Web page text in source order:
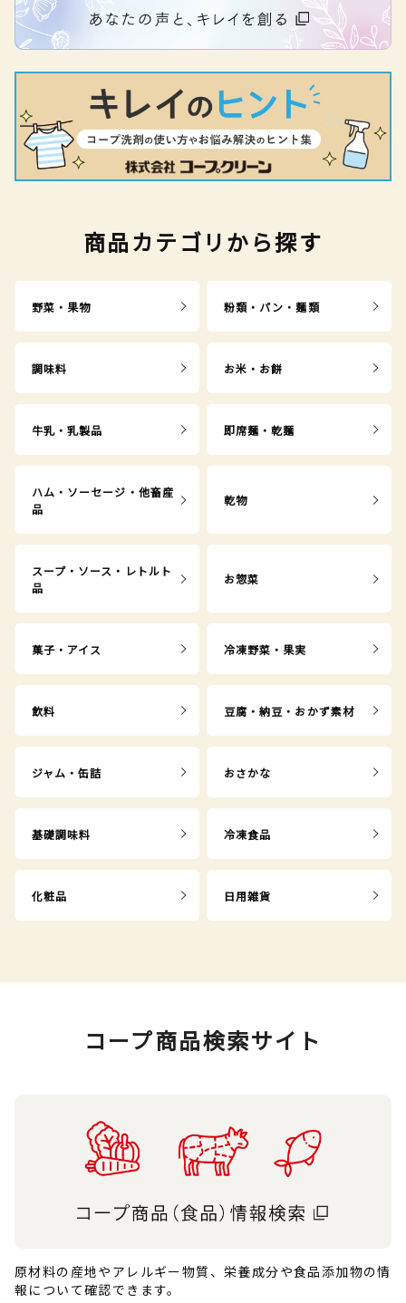
商品カテゴリから探す
野菜・果物 粉類・パン・麺類
調味料 お米・お餅
牛乳・乳製品 即席麺・乾麺
ハム・ソーセージ・他畜産
品
乾物
スープ・ソース・レトルト
品
お惣菜
菓子・アイス 冷凍野菜・果実
飲料 豆腐・納豆・おかず素材
ジャム・缶詰 おさかな
基礎調味料 冷凍食品
化粧品 日用雑貨
コープ商品検索サイト
原材料の産地やアレルギー物質、栄養成分や食品添加物の情
報について確認できます。